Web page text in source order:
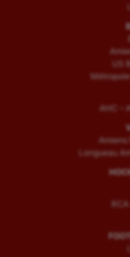
US
AHC –
Amiens
Longueau